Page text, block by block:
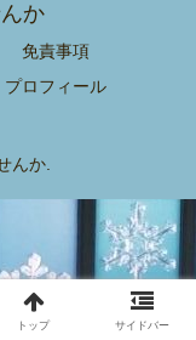
か
免責事項
プロフィール
んか.
トップ サイドバー